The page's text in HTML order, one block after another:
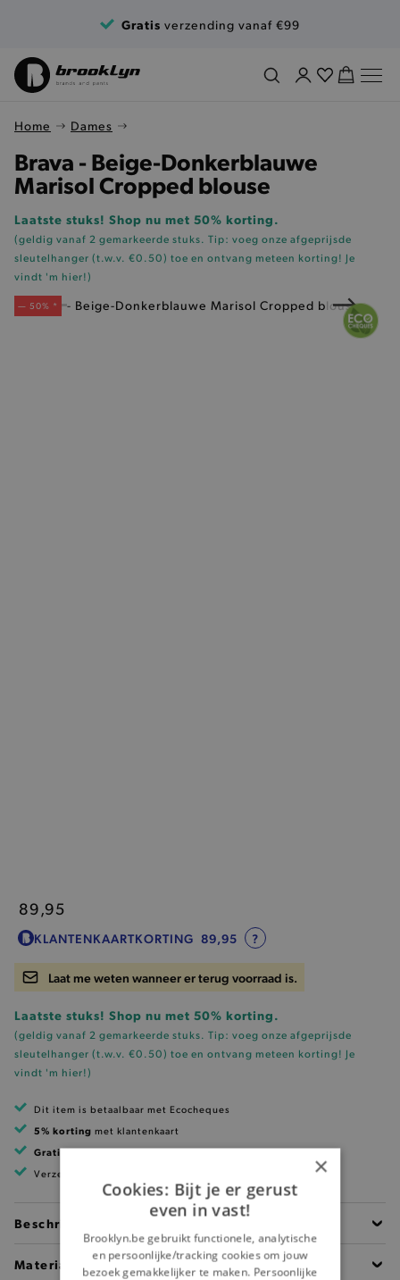
Gratis verzending vanaf €99
Home Dames
Brava - Beige-Donkerblauwe
Marisol Cropped blouse
Laatste stuks! Shop nu met 50% korting.
(geldig vanaf 2 gemarkeerde stuks. Tip: voeg onze afgeprijsde
sleutelhanger (t.w.v. €0.50) toe en ontvang meteen korting! Je
vindt 'm hier!)
— 50% *
89,95
KLANTENKAARTKORTING 89,95 ?
Laat me weten wanneer er terug voorraad is.
Laatste stuks! Shop nu met 50% korting.
(geldig vanaf 2 gemarkeerde stuks. Tip: voeg onze afgeprijsde
sleutelhanger (t.w.v. €0.50) toe en ontvang meteen korting! Je
vindt 'm hier!)
Dit item is betaalbaar met Ecocheques
5% korting met klantenkaart
Gratis verzendingvanaf 99 EUR
Verzending binnen 1 à 2 werkdagen
Beschrijving
Materiaal
×
Cookies: Bijt je er gerust
even in vast!
Brooklyn.be gebruikt functionele, analytische
en persoonlijke/tracking cookies om jouw
bezoek gemakkelijker te maken. Persoonlijke